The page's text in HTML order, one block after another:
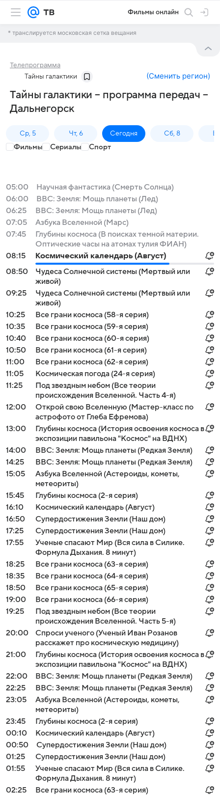
Фильмы онлайн
* транслируется московская сетка вещания
Телепрограмма
Тайны галактики (Сменить регион)
Тайны галактики – программа передач –
Дальнегорск
Ср, 5 Чт, 6 Сегодня Сб, 8
Фильмы Сериалы Спорт
05:00
Научная фантастика (Смерть Солнца)
06:00
BBC: Земля: Мощь планеты (Лед)
06:25
BBC: Земля: Мощь планеты (Лед)
07:05
Азбука Вселенной (Марс)
07:45
Глубины космоса (В поисках темной материи.
Оптические часы на атомах тулия ФИАН)
08:15
Космический календарь (Август)
08:50
Чудеса Солнечной системы (Мертвый или
живой)
09:25
Чудеса Солнечной системы (Мертвый или
живой)
10:25
Все грани космоса (58-я серия)
10:35
Все грани космоса (59-я серия)
10:40
Все грани космоса (60-я серия)
10:50
Все грани космоса (61-я серия)
11:00
Все грани космоса (62-я серия)
11:05
Космическая погода (24-я серия)
11:25
Под звездным небом (Все теории
происхождения Вселенной. Часть 4-я)
12:00
Открой свою Вселенную (Мастер-класс по
астрофото от Глеба Ефремова)
13:00
Глубины космоса (История освоения космоса в
экспозиции павильона "Космос" на ВДНХ)
14:00
BBC: Земля: Мощь планеты (Редкая Земля)
14:25
BBC: Земля: Мощь планеты (Редкая Земля)
15:05
Азбука Вселенной (Астероиды, кометы,
метеориты)
15:45
Глубины космоса (2-я серия)
16:10
Космический календарь (Август)
16:50
Супердостижения Земли (Наш дом)
17:25
Супердостижения Земли (Наш дом)
17:55
Ученые спасают Мир (Вся сила в Силике.
Формула Дыхания. 8 минут)
18:25
Все грани космоса (63-я серия)
18:35
Все грани космоса (64-я серия)
18:50
Все грани космоса (65-я серия)
19:00
Все грани космоса (66-я серия)
19:25
Под звездным небом (Все теории
происхождения Вселенной. Часть 5-я)
20:00
Спроси ученого (Ученый Иван Розанов
расскажет про космическую медицину)
21:00
Глубины космоса (История освоения космоса в
экспозиции павильона "Космос" на ВДНХ)
22:00
BBC: Земля: Мощь планеты (Редкая Земля)
22:25
BBC: Земля: Мощь планеты (Редкая Земля)
23:05
Азбука Вселенной (Астероиды, кометы,
метеориты)
23:45
Глубины космоса (2-я серия)
00:10
Космический календарь (Август)
00:50
Супердостижения Земли (Наш дом)
01:25
Супердостижения Земли (Наш дом)
01:55
Ученые спасают Мир (Вся сила в Силике.
Формула Дыхания. 8 минут)
02:25
Все грани космоса (63-я серия)